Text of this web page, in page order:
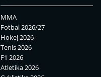
MMA
Fotbal 2026/27
Hokej 2026
Tenis 2026
F1 2026
Atletika 2026